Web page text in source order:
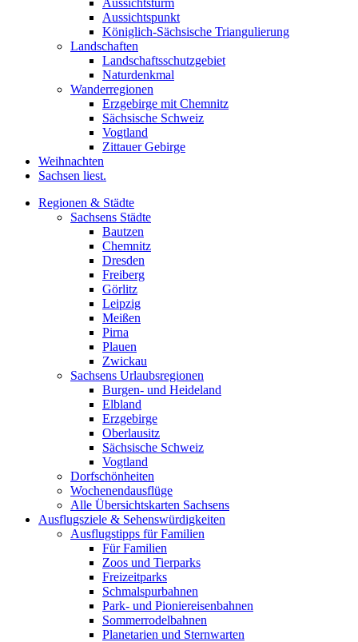
Aussichtsturm
Aussichtspunkt
Königlich-Sächsische Triangulierung
Landschaften
Landschaftsschutzgebiet
Naturdenkmal
Wanderregionen
Erzgebirge mit Chemnitz
Sächsische Schweiz
Vogtland
Zittauer Gebirge
Weihnachten
Sachsen liest.
Regionen & Städte
Sachsens Städte
Bautzen
Chemnitz
Dresden
Freiberg
Görlitz
Leipzig
Meißen
Pirna
Plauen
Zwickau
Sachsens Urlaubsregionen
Burgen- und Heideland
Elbland
Erzgebirge
Oberlausitz
Sächsische Schweiz
Vogtland
Dorfschönheiten
Wochenendausflüge
Alle Übersichtskarten Sachsens
Ausflugsziele & Sehenswürdigkeiten
Ausflugstipps für Familien
Für Familien
Zoos und Tierparks
Freizeitparks
Schmalspurbahnen
Park- und Pioniereisenbahnen
Sommerrodelbahnen
Planetarien und Sternwarten